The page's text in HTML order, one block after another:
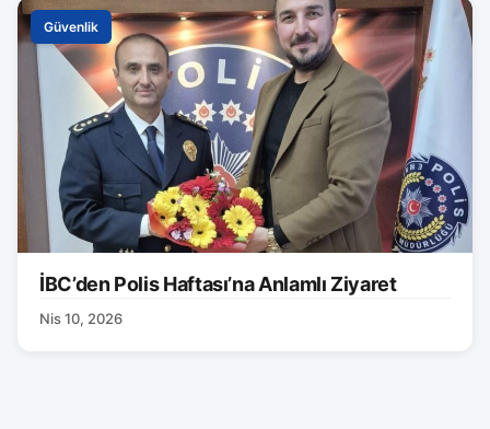
Güvenlik
İBC’den Polis Haftası’na Anlamlı Ziyaret
Nis 10, 2026